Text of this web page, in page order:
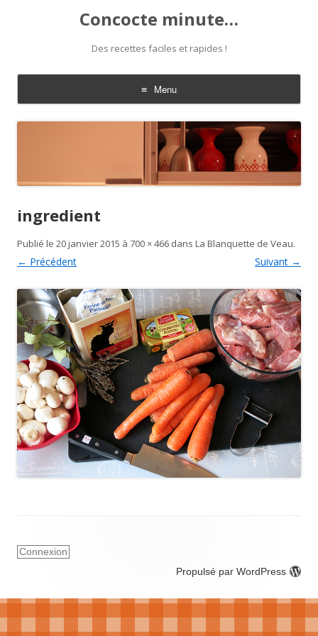
Concocte minute…
Des recettes faciles et rapides !
Menu
Aller
au
ingredient
Publié le 20 janvier 2015 à 700 × 466 dans La Blanquette de Veau.
← Précédent Suivant →
Connexion
Propulsé par WordPress